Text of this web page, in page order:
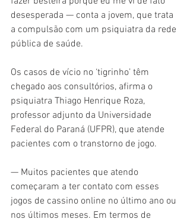
desesperada — conta a jovem, que trata
a compulsão com um psiquiatra da rede
pública de saúde.
Os casos de vício no ‘tigrinho’ têm
chegado aos consultórios, afirma o
psiquiatra Thiago Henrique Roza,
professor adjunto da Universidade
Federal do Paraná (UFPR), que atende
pacientes com o transtorno de jogo.
— Muitos pacientes que atendo
começaram a ter contato com esses
jogos de cassino online no último ano ou
nos últimos meses. Em termos de